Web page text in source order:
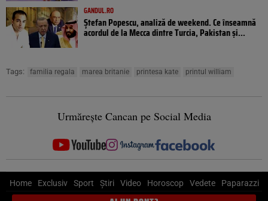
GANDUL.RO
Ștefan Popescu, analiză de weekend. Ce înseamnă
acordul de la Mecca dintre Turcia, Pakistan şi...
Tags: familia regala marea britanie printesa kate printul william
Urmărește Cancan pe Social Media
Home Exclusiv Sport Știri Video Horoscop Vedete Paparazzi